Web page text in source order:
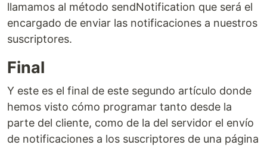
llamamos al método sendNotification que será el
encargado de enviar las notificaciones a nuestros
suscriptores.
Final
Y este es el final de este segundo artículo donde
hemos visto cómo programar tanto desde la
parte del cliente, como de la del servidor el envío
de notificaciones a los suscriptores de una página